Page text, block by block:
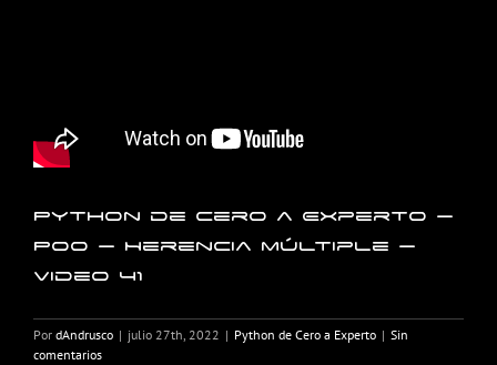
Python de Cero a Experto –
POO – Herencia múltiple –
Video 41
Por dAndrusco | julio 27th, 2022 | Python de Cero a Experto | Sin
comentarios